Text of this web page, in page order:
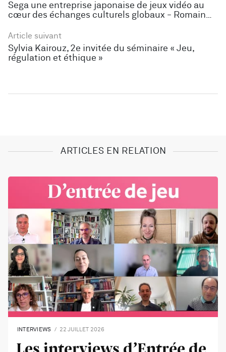
Sega une entreprise japonaise de jeux vidéo au
cœur des échanges culturels globaux - Romain
Article suivant
Sylvia Kairouz, 2e invitée du séminaire « Jeu,
régulation et éthique »
ARTICLES EN RELATION
INTERVIEWS 22 JUILLET 2026